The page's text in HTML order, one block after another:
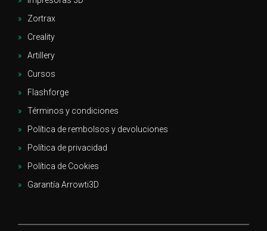
Zortrax
Creality
Artillery
Cursos
Flashforge
Términos y condiciones
Política de rembolsos y devoluciones
Política de privacidad
Política de Cookies
Garantía Arrowti3D